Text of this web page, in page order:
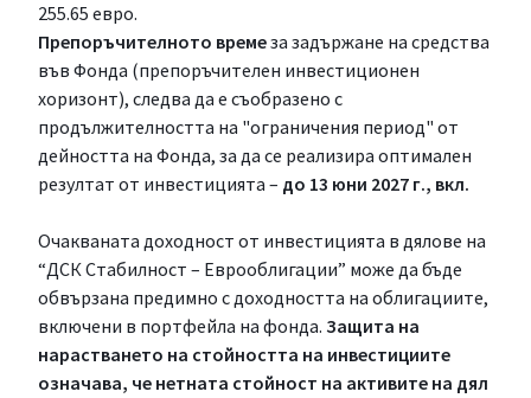
255.65 евро.
Препоръчителното времеза задържане на средства
във Фонда (препоръчителен инвестиционен
хоризонт), следва да е съобразено с
продължителността на "ограничения период" от
дейността на Фонда, за да се реализира оптимален
резултат от инвестицията – до 13 юни 2027 г., вкл.
Очакваната доходност от инвестицията в дялове на
“ДСК Стабилност – Еврооблигации” може да бъде
обвързана предимно с доходността на облигациите,
включени в портфейла на фонда. Защита на
нарастването на стойността на инвестициите
означава, че нетната стойност на активите на дял